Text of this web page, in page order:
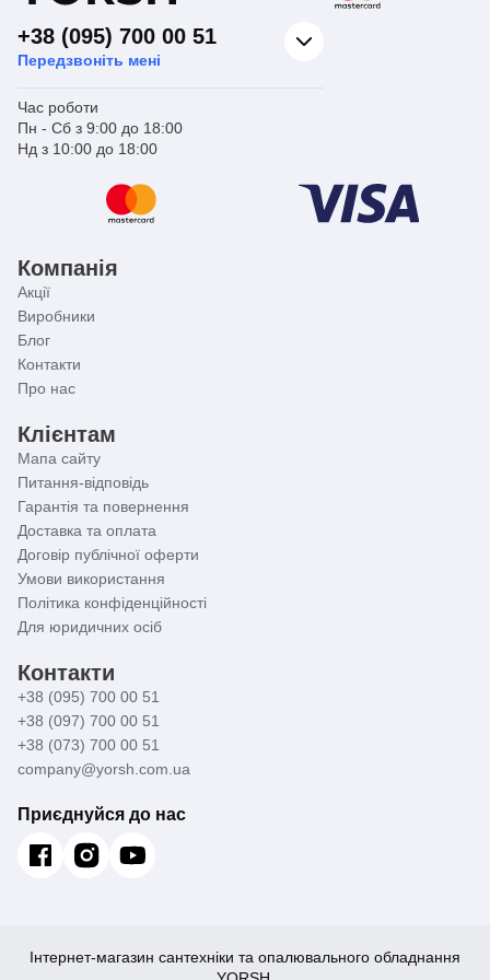
+38 (095) 700 00 51
Передзвоніть мені
Час роботи
Пн - Сб з 9:00 до 18:00
Нд з 10:00 до 18:00
Компанія
Акції
Виробники
Блог
Контакти
Про нас
Клієнтам
Мапа сайту
Питання-відповідь
Гарантія та повернення
Доставка та оплата
Договір публічної оферти
Умови використання
Політика конфіденційності
Для юридичних осіб
Контакти
+38 (095) 700 00 51
+38 (097) 700 00 51
+38 (073) 700 00 51
company@yorsh.com.ua
Приєднуйся до нас
Інтернет-магазин сантехніки та опалювального обладнання